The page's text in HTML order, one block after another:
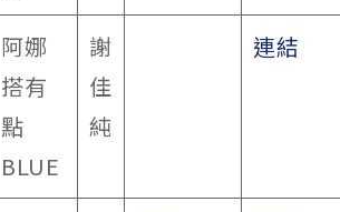
阿娜
搭有
點
BLUE
謝
佳
純
連結